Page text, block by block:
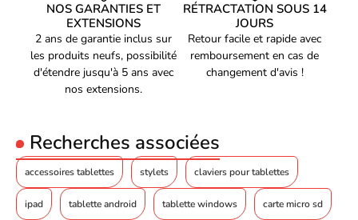
Grâce à son stylet ergonomique et sensible à la pression, la
tablette XPPEN Artist 16 2nd vous permet de dessiner, de
peindre et de retoucher vos images avec une précision incroyable.
Ses 8 192 niveaux de pression vous offrent un contrôle précis
sur vos traits, pour un rendu réaliste et un confort de travail
Un design élégant et fonctionnel
La tablette XPPEN Artist 16 2nd se distingue également par son
design élégant et ergonomique. Son cadre noir minimaliste met
NOS GARANTIES ET
EXTENSIONS
2 ans de garantie inclus sur
les produits neufs, possibilité
d'étendre jusqu'à 5 ans avec
nos extensions.
RÉTRACTATION SOUS 14
JOURS
Retour facile et rapide avec
remboursement en cas de
changement d'avis !
Recherches associées
accessoires tablettes stylets claviers pour tablettes
ipad tablette android tablette windows carte micro sd